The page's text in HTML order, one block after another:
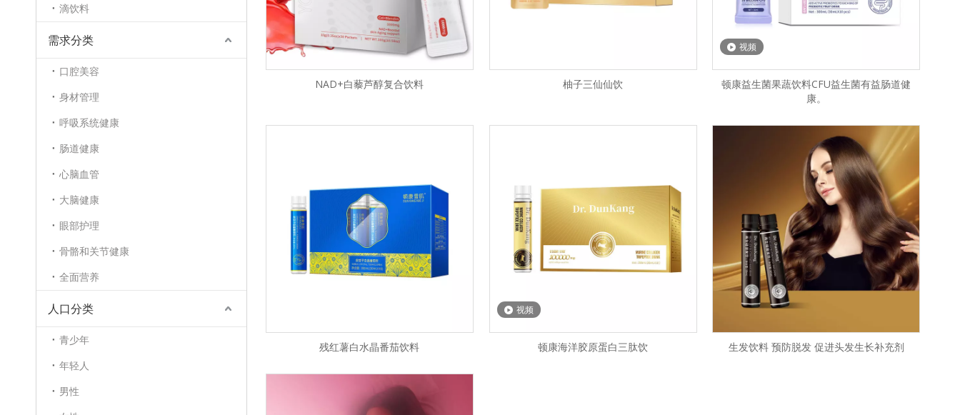
滴饮料
需求分类
口腔美容
身材管理
呼吸系统健康
肠道健康
心脑血管
大脑健康
眼部护理
骨骼和关节健康
全面营养
人口分类
青少年
年轻人
男性
NAD+白藜芦醇复合饮料 柚子三仙仙饮
视频
顿康益生菌果蔬饮料CFU益生菌有益肠道健
康。
残红薯白水晶番茄饮料
视频
顿康海洋胶原蛋白三肽饮 生发饮料 预防脱发 促进头发生长补充剂